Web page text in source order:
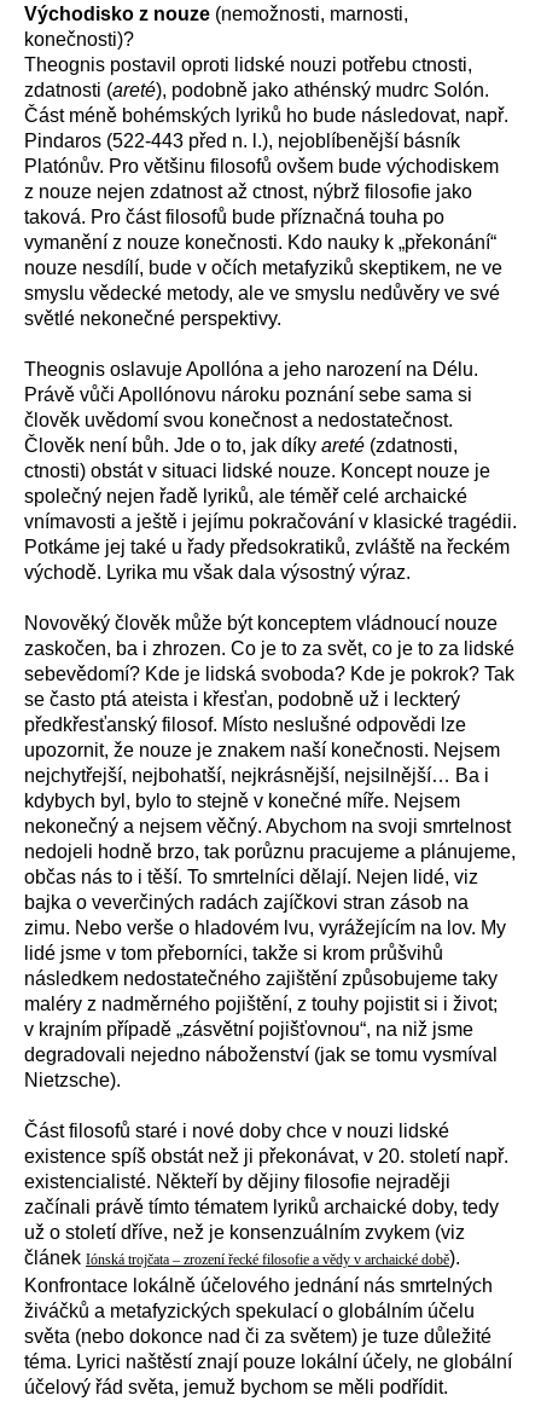
Východisko z nouze (nemožnosti, marnosti,
konečnosti)?
Theognis postavil oproti lidské nouzi potřebu ctnosti,
zdatnosti (areté), podobně jako athénský mudrc Solón.
Část méně bohémských lyriků ho bude následovat, např.
Pindaros (522-443 před n. l.), nejoblíbenější básník
Platónův. Pro většinu filosofů ovšem bude východiskem
z nouze nejen zdatnost až ctnost, nýbrž filosofie jako
taková. Pro část filosofů bude příznačná touha po
vymanění z nouze konečnosti. Kdo nauky k „překonání“
nouze nesdílí, bude v očích metafyziků skeptikem, ne ve
smyslu vědecké metody, ale ve smyslu nedůvěry ve své
světlé nekonečné perspektivy.
Theognis oslavuje Apollóna a jeho narození na Délu.
Právě vůči Apollónovu nároku poznání sebe sama si
člověk uvědomí svou konečnost a nedostatečnost.
Člověk není bůh. Jde o to, jak díky areté (zdatnosti,
ctnosti) obstát v situaci lidské nouze. Koncept nouze je
společný nejen řadě lyriků, ale téměř celé archaické
vnímavosti a ještě i jejímu pokračování v klasické tragédii.
Potkáme jej také u řady předsokratiků, zvláště na řeckém
východě. Lyrika mu však dala výsostný výraz.
Novověký člověk může být konceptem vládnoucí nouze
zaskočen, ba i zhrozen. Co je to za svět, co je to za lidské
sebevědomí? Kde je lidská svoboda? Kde je pokrok? Tak
se často ptá ateista i křesťan, podobně už i leckterý
předkřesťanský filosof. Místo neslušné odpovědi lze
upozornit, že nouze je znakem naší konečnosti. Nejsem
nejchytřejší, nejbohatší, nejkrásnější, nejsilnější… Ba i
kdybych byl, bylo to stejně v konečné míře. Nejsem
nekonečný a nejsem věčný. Abychom na svoji smrtelnost
nedojeli hodně brzo, tak porůznu pracujeme a plánujeme,
občas nás to i těší. To smrtelníci dělají. Nejen lidé, viz
bajka o veverčiných radách zajíčkovi stran zásob na
zimu. Nebo verše o hladovém lvu, vyrážejícím na lov. My
lidé jsme v tom přeborníci, takže si krom průšvihů
následkem nedostatečného zajištění způsobujeme taky
maléry z nadměrného pojištění, z touhy pojistit si i život;
v krajním případě „zásvětní pojišťovnou“, na niž jsme
degradovali nejedno náboženství (jak se tomu vysmíval
Nietzsche).
Část filosofů staré i nové doby chce v nouzi lidské
existence spíš obstát než ji překonávat, v 20. století např.
existencialisté. Někteří by dějiny filosofie nejraději
začínali právě tímto tématem lyriků archaické doby, tedy
už o století dříve, než je konsenzuálním zvykem (viz
článek Iónská trojčata – zrození řecké filosofie a vědy v archaické době).
Konfrontace lokálně účelového jednání nás smrtelných
živáčků a metafyzických spekulací o globálním účelu
světa (nebo dokonce nad či za světem) je tuze důležité
téma. Lyrici naštěstí znají pouze lokální účely, ne globální
účelový řád světa, jemuž bychom se měli podřídit.